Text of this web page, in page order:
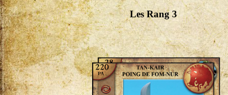
Les Rang 3